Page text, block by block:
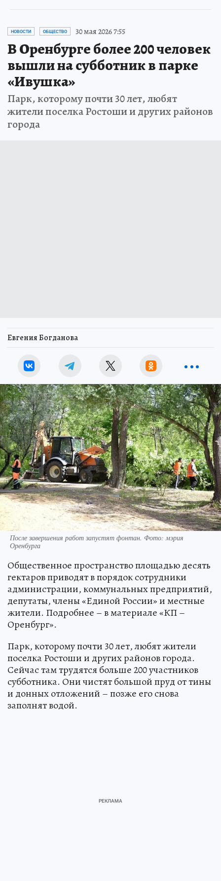
НОВОСТИ ОБЩЕСТВО 30 мая 2026 7:55
В Оренбурге более 200 человек
вышли на субботник в парке
«Ивушка»
Парк, которому почти 30 лет, любят
жители поселка Ростоши и других районов
города
Евгения Богданова
После завершения работ запустят фонтан. Фото: мэрия
Оренбурга
Общественное пространство площадью десять
гектаров приводят в порядок сотрудники
администрации, коммунальных предприятий,
депутаты, члены «Единой России» и местные
жители. Подробнее – в материале «КП –
Оренбург».
Парк, которому почти 30 лет, любят жители
поселка Ростоши и других районов города.
Сейчас там трудятся больше 200 участников
субботника. Они чистят большой пруд от тины
и донных отложений – позже его снова
заполнят водой.